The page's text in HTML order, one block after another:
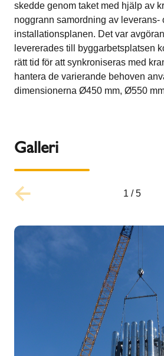
skedde genom taket med hjälp av
noggrann samordning av leverans-
installationsplanen. Det var
levererades till byggarbetsplatsen
rätt tid för att synkroniseras med
hantera de varierande behoven
dimensionerna Ø450 mm, Ø550
Galleri
1 /5